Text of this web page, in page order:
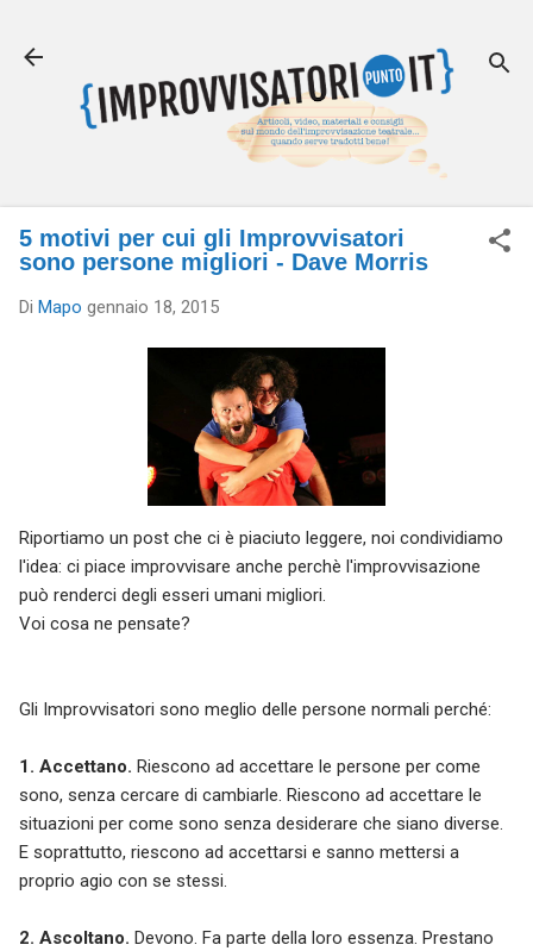
5 motivi per cui gli Improvvisatori
sono persone migliori - Dave Morris
Di Mapo gennaio 18, 2015
Riportiamo un post che ci è piaciuto leggere, noi condividiamo
l'idea: ci piace improvvisare anche perchè l'improvvisazione
può renderci degli esseri umani migliori.
Voi cosa ne pensate?
Gli Improvvisatori sono meglio delle persone normali perché:
1. Accettano. Riescono ad accettare le persone per come
sono, senza cercare di cambiarle. Riescono ad accettare le
situazioni per come sono senza desiderare che siano diverse.
E soprattutto, riescono ad accettarsi e sanno mettersi a
proprio agio con se stessi.
2. Ascoltano. Devono. Fa parte della loro essenza. Prestano